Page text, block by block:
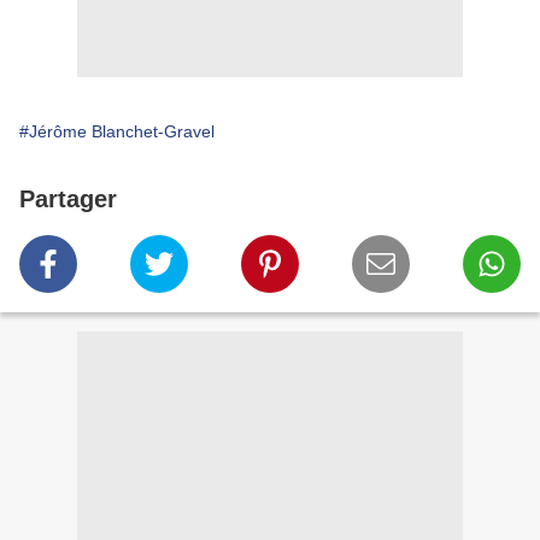
#Jérôme Blanchet-Gravel
Partager